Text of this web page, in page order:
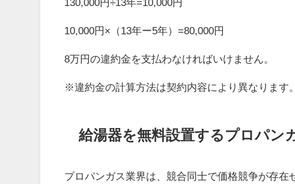
10,000円×（13年ー5年）=80,000円
8万円の違約金を支払わなければいけません。
※違約金の計算方法は契約内容により異なります。
給湯器を無料設置するプロパン
プロパンガス業界は、競合同士で価格競争が存在